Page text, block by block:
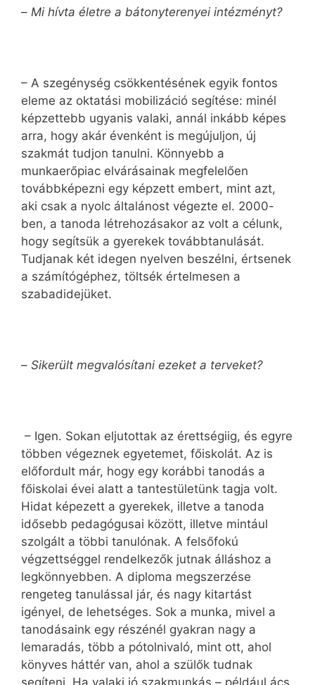
– Mi hívta életre a bátonyterenyei intézményt?
– A szegénység csökkentésének egyik fontos
eleme az oktatási mobilizáció segítése: minél
képzettebb ugyanis valaki, annál inkább képes
arra, hogy akár évenként is megújuljon, új
szakmát tudjon tanulni. Könnyebb a
munkaerőpiac elvárásainak megfelelően
továbbképezni egy képzett embert, mint azt,
aki csak a nyolc általánost végezte el. 2000-
ben, a tanoda létrehozásakor az volt a célunk,
hogy segítsük a gyerekek továbbtanulását.
Tudjanak két idegen nyelven beszélni, értsenek
a számítógéphez, töltsék értelmesen a
szabadidejüket.
– Sikerült megvalósítani ezeket a terveket?
– Igen. Sokan eljutottak az érettségiig, és egyre
többen végeznek egyetemet, főiskolát. Az is
előfordult már, hogy egy korábbi tanodás a
főiskolai évei alatt a tantestületünk tagja volt.
Hidat képezett a gyerekek, illetve a tanoda
idősebb pedagógusai között, illetve mintául
szolgált a többi tanulónak. A felsőfokú
végzettséggel rendelkezők jutnak álláshoz a
legkönnyebben. A diploma megszerzése
rengeteg tanulással jár, és nagy kitartást
igényel, de lehetséges. Sok a munka, mivel a
tanodásaink egy részénél gyakran nagy a
lemaradás, több a pótolnivaló, mint ott, ahol
könyves háttér van, ahol a szülők tudnak
segíteni. Ha valaki jó szakmunkás – például ács